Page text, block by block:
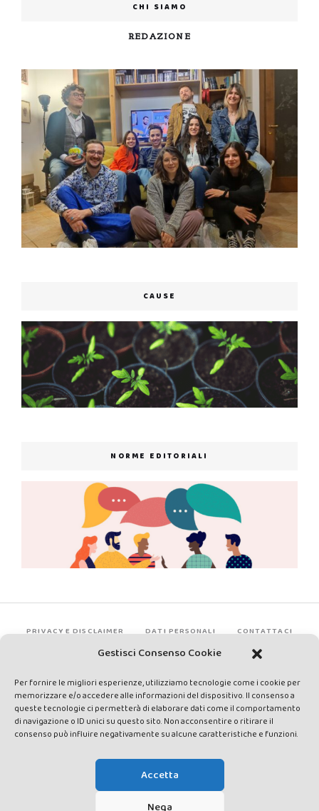
Gestisci Consenso Cookie
Per fornire le migliori esperienze, utilizziamo tecnologie come i cookie per
memorizzare e/o accedere alle informazioni del dispositivo. Il consenso a
queste tecnologie ci permetterà di elaborare dati come il comportamento
di navigazione o ID unici su questo sito. Non acconsentire o ritirare il
consenso può influire negativamente su alcune caratteristiche e funzioni.
Accetta
Nega
CHI SIAMO
REDAZIONE
CAUSE
NORME EDITORIALI
PRIVACY E DISCLAIMER DATI PERSONALI CONTATTACI
rights reserved - Testata registrata presso il Tribunale di Siena con
autorizzazione n°1 del 12/04/2014 - Direttrice Responsabile: Chiara
Cacace - E-mail: direzione@lavaldichiana.it - Editore: Valdichiana